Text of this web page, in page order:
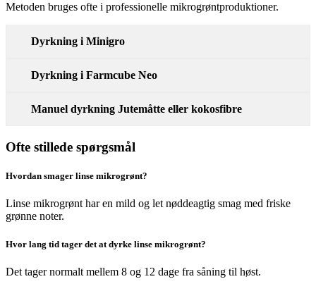
Metoden bruges ofte i professionelle mikrogrøntproduktioner.
Dyrkning i Minigro
Dyrkning i Farmcube Neo
Manuel dyrkning Jutemåtte eller kokosfibre
Ofte stillede spørgsmål
Hvordan smager linse mikrogrønt?
Linse mikrogrønt har en mild og let nøddeagtig smag med friske
grønne noter.
Hvor lang tid tager det at dyrke linse mikrogrønt?
Det tager normalt mellem 8 og 12 dage fra såning til høst.